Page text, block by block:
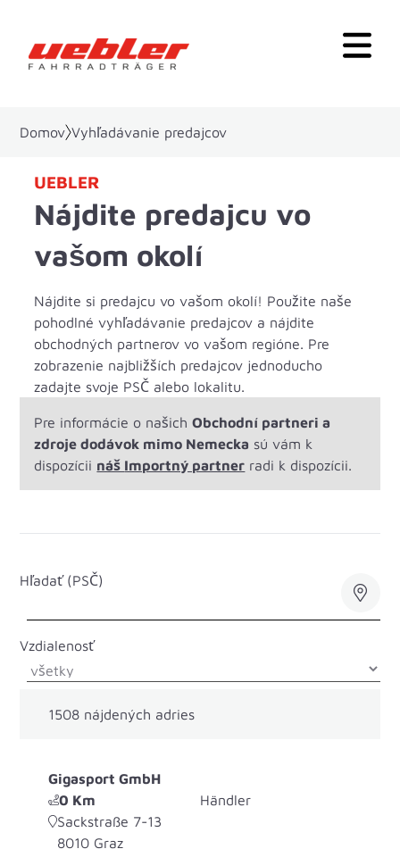
Domov Vyhľadávanie predajcov
UEBLER
Nájdite predajcu vo
vašom okolí
Nájdite si predajcu vo vašom okolí! Použite naše
pohodlné vyhľadávanie predajcov a nájdite
obchodných partnerov vo vašom regióne. Pre
zobrazenie najbližších predajcov jednoducho
zadajte svoje PSČ alebo lokalitu.
Pre informácie o našichObchodní partneri a
zdroje dodávok mimo Nemecka sú vám k
dispozícii náš Importný partner radi k dispozícii.
Hľadať (PSČ)
Vzdialenosť
1508 nájdených adries
Gigasport GmbH
0 Km
Händler
Sackstraße 7-13
8010 Graz